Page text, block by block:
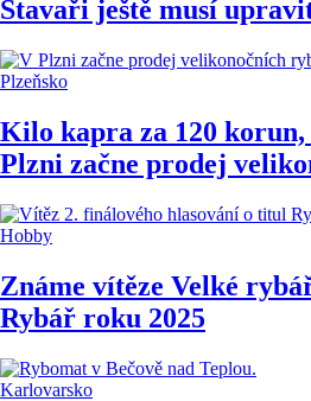
Stavaři ještě musí
Plzeňsko
Kilo kapra za 120 korun,
Plzni začne prodej
Hobby
Známe vítěze Velké
Rybář roku 2025
Karlovarsko